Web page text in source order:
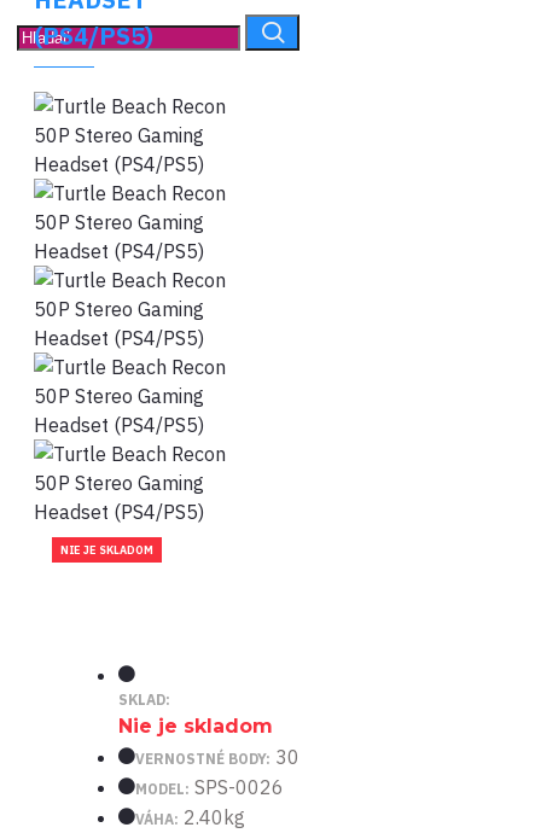
(PS4/PS5)
NIE JE SKLADOM
SKLAD:
Nie je skladom
VERNOSTNÉ BODY: 30
MODEL: SPS-0026
VÁHA: 2.40kg